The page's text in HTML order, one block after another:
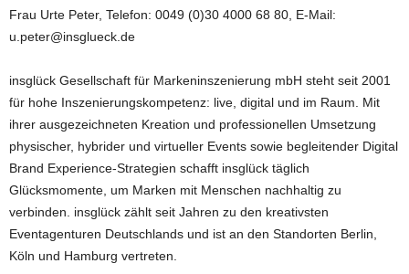
Frau Urte Peter, Telefon: 0049 (0)30 4000 68 80, E-Mail:
u.peter@insglueck.de
insglück Gesellschaft für Markeninszenierung mbH steht seit 2001
für hohe Inszenierungskompetenz: live, digital und im Raum. Mit
ihrer ausgezeichneten Kreation und professionellen Umsetzung
physischer, hybrider und virtueller Events sowie begleitender Digital
Brand Experience-Strategien schafft insglück täglich
Glücksmomente, um Marken mit Menschen nachhaltig zu
verbinden. insglück zählt seit Jahren zu den kreativsten
Eventagenturen Deutschlands und ist an den Standorten Berlin,
Köln und Hamburg vertreten.